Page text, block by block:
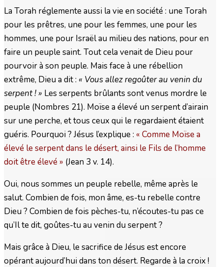
La Torah réglemente aussi la vie en société : une Torah
pour les prêtres, une pour les femmes, une pour les
hommes, une pour Israël au milieu des nations, pour en
faire un peuple saint. Tout cela venait de Dieu pour
pourvoir à son peuple. Mais face à une rébellion
extrême, Dieu a dit : « Vous allez regoûter au venin du
serpent ! » Les serpents brûlants sont venus mordre le
peuple (Nombres 21). Moïse a élevé un serpent d’airain
sur une perche, et tous ceux qui le regardaient étaient
guéris. Pourquoi ? Jésus l’explique : « Comme Moïse a
élevé le serpent dans le désert, ainsi le Fils de l’homme
doit être élevé » (Jean 3 v. 14).
Oui, nous sommes un peuple rebelle, même après le
salut. Combien de fois, mon âme, es-tu rebelle contre
Dieu ? Combien de fois pèches-tu, n’écoutes-tu pas ce
qu’Il te dit, goûtes-tu au venin du serpent ?
Mais grâce à Dieu, le sacrifice de Jésus est encore
opérant aujourd’hui dans ton désert. Regarde à la croix !